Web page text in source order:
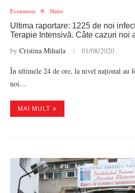
Eveniment Slider
Ultima raportare: 1225 de noi
Terapie Intensivă. Câte cazuri noi
by Cristina Mihaila 01/08/2020
În ultimele 24 de ore, la nivel național au
noi…
MAI MULT